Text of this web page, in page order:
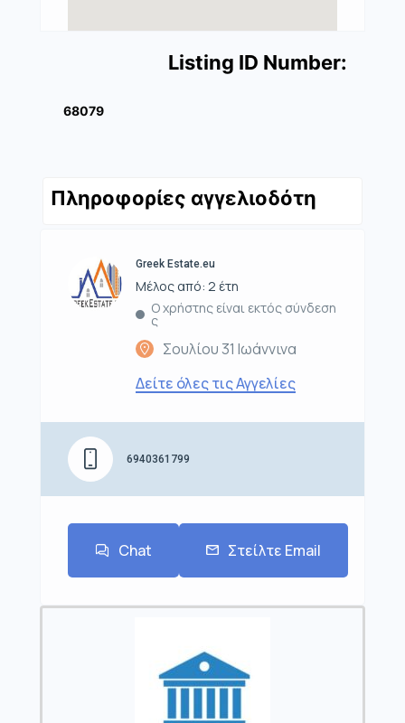
Listing ID Number:
68079
Πληροφορίες αγγελιοδότη
Greek Estate.eu
Μέλος από: 2 έτη
Ο χρήστης είναι εκτός σύνδεση
ς
Σουλίου 31 Ιωάννινα
Δείτε όλες τις Αγγελίες
6940361799
Chat Στείλτε Email